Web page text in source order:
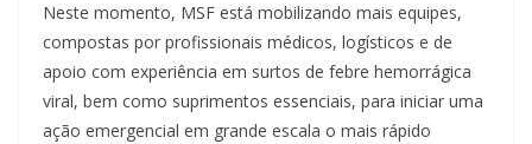
Neste momento, MSF está mobilizando mais equipes,
compostas por profissionais médicos, logísticos e de
apoio com experiência em surtos de febre hemorrágica
viral, bem como suprimentos essenciais, para iniciar uma
ação emergencial em grande escala o mais rápido